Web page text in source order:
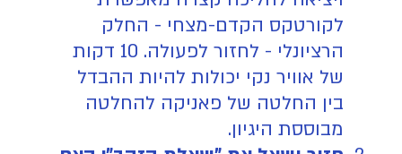
לקורטקס הקדם-מצחי - החלק
הרציונלי - לחזור לפעולה. 10 דקות
של אוויר נקי יכולות להיות ההבדל
בין החלטה של פאניקה להחלטה
מבוססת היגיון.